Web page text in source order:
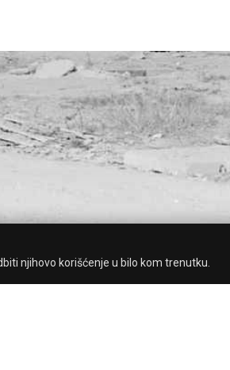
njihovo korišćenje u bilo kom trenutku.